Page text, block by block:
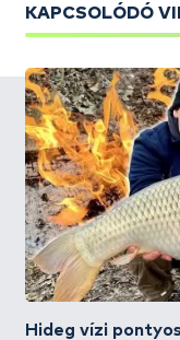
KAPCSOLÓDÓ
Hideg vízi